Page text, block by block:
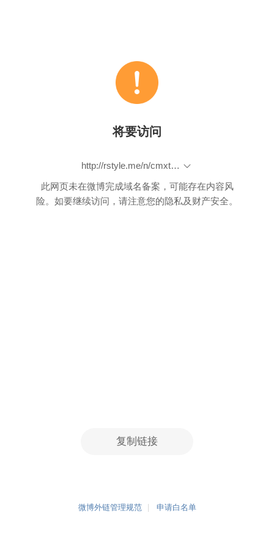
将要访问
http://rstyle.me/n/cmxta3bp9if
此网页未在微博完成域名备案，可能存在内容风
险。如要继续访问，请注意您的隐私及财产安全。
复制链接
微博外链管理规范 申请白名单